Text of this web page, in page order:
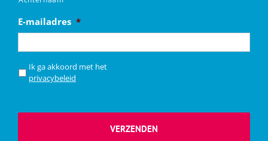
E-mailadres *
Ik ga akkoord met het
privacybeleid